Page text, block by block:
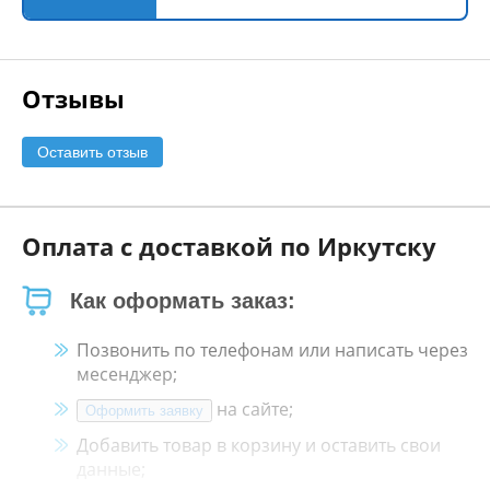
Отзывы
Оставить отзыв
Оплата с доставкой по Иркутску
Как оформать заказ:
Позвонить по телефонам или написать через
месенджер;
Оформить заявку
на сайте;
Добавить товар в корзину и оставить свои
данные;